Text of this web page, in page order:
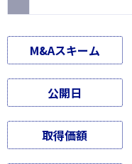
M&Aスキーム
公開日
取得価額